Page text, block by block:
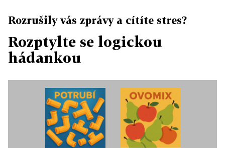
Rozrušily vás zprávy a cítíte stres?
Rozptylte se logickou
hádankou